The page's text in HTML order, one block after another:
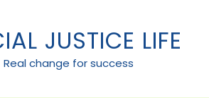
JUSTICE LIFE
Real change for success